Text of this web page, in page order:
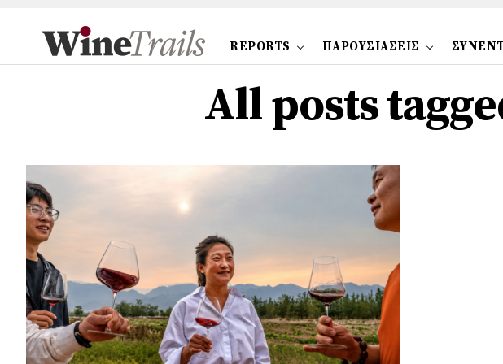
REPORTS ΠΑΡΟΥΣΙΑΣΕΙΣ
All posts